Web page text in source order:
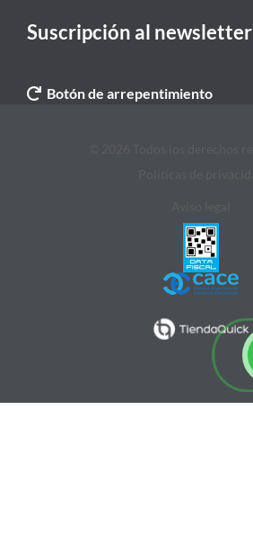
Suscripción al newsletter
Botón de arrepentimiento